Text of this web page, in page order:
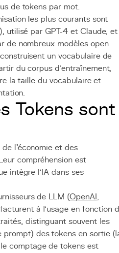
de tokens par mot.
les plus courants sont
utilisé par GPT-4 et Claude, et
de nombreux modèles open
un vocabulaire de
du corpus d'entraînement,
la taille du vocabulaire et
Tokens sont
l'économie et des
compréhension est
intègre l'IA dans ses
de LLM (OpenAI,
à l'usage en fonction
distinguant souvent les
prompt) des tokens en sortie
comptage de tokens est